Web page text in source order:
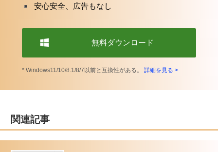
安心安全、広告もなし
無料ダウンロード
* Windows11/10/8.1/8/7以前と互換性がある。 詳細を見る >
関連記事